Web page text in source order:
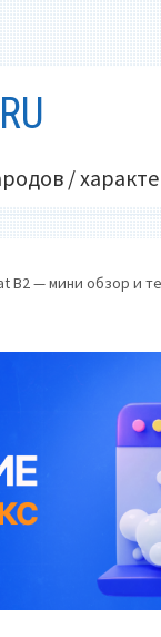
/
B2 — мини обзор и